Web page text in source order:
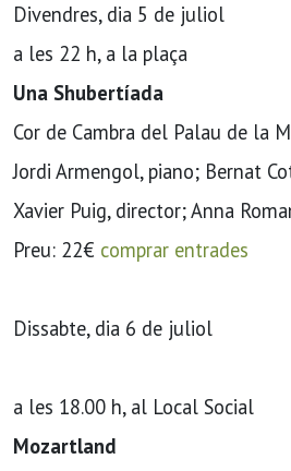
Divendres, dia 5 de juliol
a les 22 h, a la plaça
Una Shubertíada
Cor de Cambra del Palau de la
Jordi Armengol, piano; Bernat
Xavier Puig, director; Anna
Preu: 22€ comprar entrades
Dissabte, dia 6 de juliol
a les 18.00 h, al Local Social
Mozartland